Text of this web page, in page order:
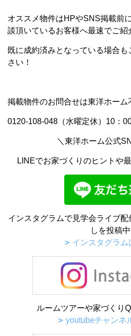
オススメ物件はHPやSNS掲載前
談頂いているお客様へ最速でご紹
既に成約済みとなっている場合
さい！
掲載物件のお問合せは東洋ホーム
0120-108-048（水曜定休）10：
＼東洋ホーム公式
LINEでお家づくりのヒントや
インスタグラムで見学会ライブ
しを投稿
インスタグラム
ルームツアーや家づくり
youtubeチャンネ